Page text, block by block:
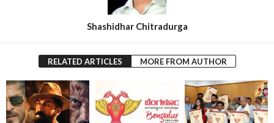
Shashidhar Chitradurga
RELATED ARTICLES MORE FROM AUTHOR